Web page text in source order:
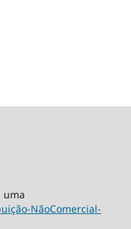
uma
NãoComercial-